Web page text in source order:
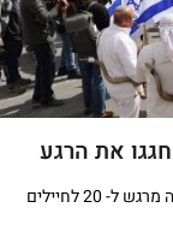
את הרגע
השבוע נערך ברחבת הכותל המערבי טקס בר ובת מצווה מרגש ל- 20 לחיילים